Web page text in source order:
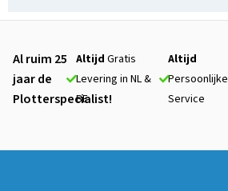
Al ruim 25
jaar de
Plotterspecialist!
Altijd Gratis
Levering in NL &
BE
Altijd
Persoonlijke
Service